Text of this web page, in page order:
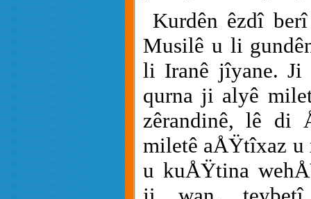
Kurdên êzdî
Musilê u li
li Iranê jîyane. Ji
qurna ji alyê
zêrandinê, lê di
miletê aÅŸtîxaz u
u kuÅŸtina